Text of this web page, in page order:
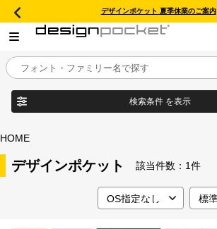
デザインポケット 夏季休業のご案内
目的別フォントガイド
特集
検索条件 を表示
HOME
デザインポケット 該当件数： 1件